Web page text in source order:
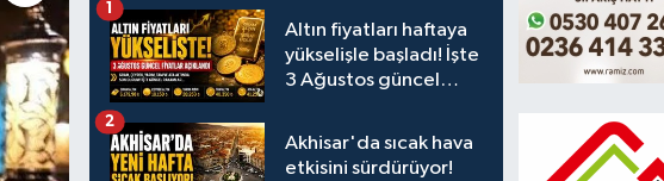
Altın fiyatları haftaya
yükselişle başladı! İşte
3 Ağustos güncel
1
Akhisar'da sıcak hava
etkisini sürdürüyor!
2